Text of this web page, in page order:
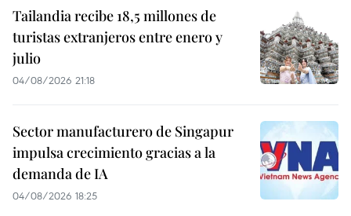
Tailandia recibe 18,5 millones de
turistas extranjeros entre enero y
julio
04/08/2026 21:18
Sector manufacturero de Singapur
impulsa crecimiento gracias a la
demanda de IA
04/08/2026 18:25